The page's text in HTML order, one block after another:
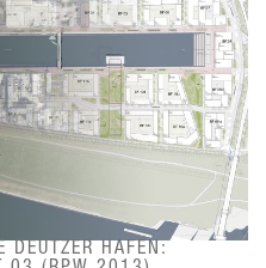
HAFEN: W